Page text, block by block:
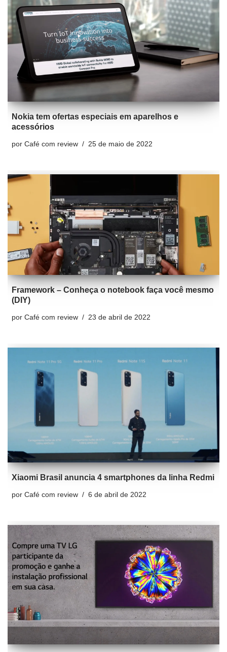
Nokia tem ofertas especiais em aparelhos e
acessórios
por Café com review 25 de maio de 2022
Framework – Conheça o notebook faça você mesmo
(DIY)
por Café com review 23 de abril de 2022
Xiaomi Brasil anuncia 4 smartphones da linha Redmi
por Café com review 6 de abril de 2022